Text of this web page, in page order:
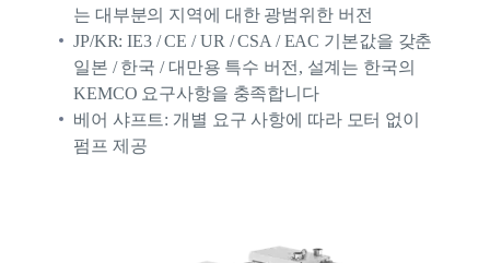
는 대부분의 지역에 대한 광범위한 버전
JP/KR: IE3 / CE / UR / CSA / EAC 기본값을 갖춘
일본 / 한국 / 대만용 특수 버전, 설계는 한국의
KEMCO 요구사항을 충족합니다
베어 샤프트: 개별 요구 사항에 따라 모터 없이
펌프 제공